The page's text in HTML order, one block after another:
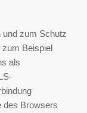
und zum Schutz
zum Beispiel
als
des Browsers